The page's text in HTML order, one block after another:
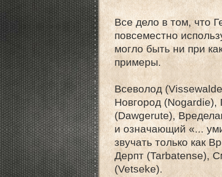
Все дело в том, что
повсеместно
могло быть ни при
примеры.
Всеволод
Новгород (Nogardie),
(Dawgerute),
и означающий «...
звучать только как
Дерпт (Tarbatense),
(Vetseke).